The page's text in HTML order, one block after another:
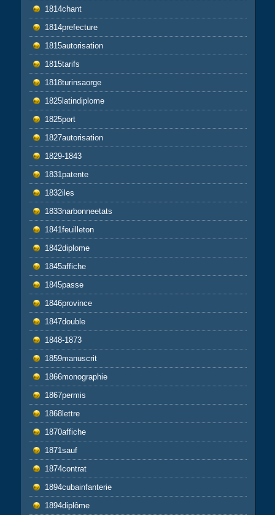
1814chant
1814prefecture
1815autorisation
1815tarifs
1818turinsaorge
1825latindiplome
1825port
1827autorisation
1829-1843
1831patente
1832iles
1833narbonneetats
1841feuilleton
1842diplome
1845affiche
1845passe
1846province
1847double
1848-1873
1859manuscrit
1866monographie
1867permis
1868lettre
1870affiche
1871sauf
1874contrat
1894cubainfanterie
1894diplôme